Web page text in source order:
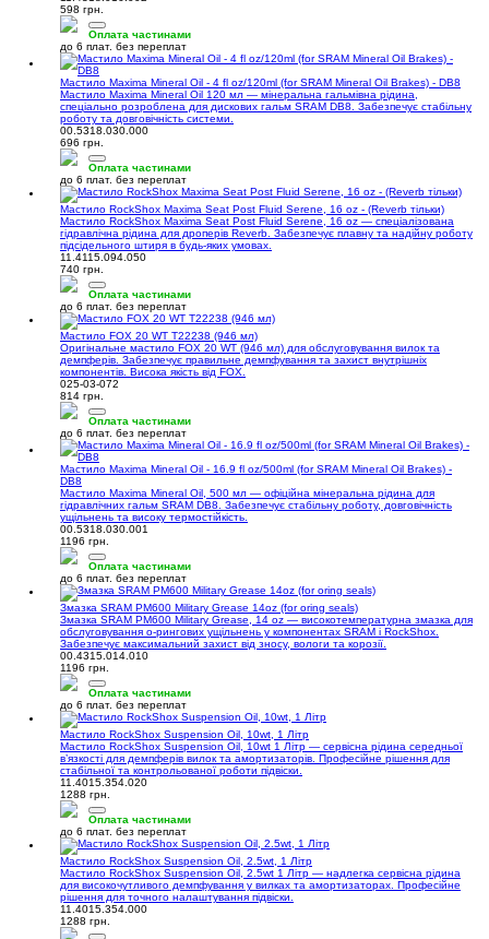
598 грн.
Оплата частинами
до 6 плат. без переплат
Мастило Maxima Mineral Oil - 4 fl oz/120ml (for SRAM Mineral Oil Brakes) - DB8
Мастило Maxima Mineral Oil 120 мл — мінеральна гальмівна рідина,
спеціально розроблена для дискових гальм SRAM DB8. Забезпечує стабільну
роботу та довговічність системи.
00.5318.030.000
696 грн.
Оплата частинами
до 6 плат. без переплат
Мастило RockShox Maxima Seat Post Fluid Serene, 16 oz - (Reverb тільки)
Мастило RockShox Maxima Seat Post Fluid Serene, 16 oz — спеціалізована
гідравлічна рідина для дроперів Reverb. Забезпечує плавну та надійну роботу
підсідельного штиря в будь-яких умовах.
11.4115.094.050
740 грн.
Оплата частинами
до 6 плат. без переплат
Мастило FOX 20 WT T22238 (946 мл)
Оригінальне мастило FOX 20 WT (946 мл) для обслуговування вилок та
демпферів. Забезпечує правильне демпфування та захист внутрішніх
компонентів. Висока якість від FOX.
025-03-072
814 грн.
Оплата частинами
до 6 плат. без переплат
Мастило Maxima Mineral Oil - 16.9 fl oz/500ml (for SRAM Mineral Oil Brakes) -
DB8
Мастило Maxima Mineral Oil, 500 мл — офіційна мінеральна рідина для
гідравлічних гальм SRAM DB8. Забезпечує стабільну роботу, довговічність
ущільнень та високу термостійкість.
00.5318.030.001
1196 грн.
Оплата частинами
до 6 плат. без переплат
Змазка SRAM PM600 Military Grease 14oz (for oring seals)
Змазка SRAM PM600 Military Grease, 14 oz — високотемпературна змазка для
обслуговування о-рингових ущільнень у компонентах SRAM і RockShox.
Забезпечує максимальний захист від зносу, вологи та корозії.
00.4315.014.010
1196 грн.
Оплата частинами
до 6 плат. без переплат
Мастило RockShox Suspension Oil, 10wt, 1 Літр
Мастило RockShox Suspension Oil, 10wt 1 Літр — сервісна рідина середньої
в’язкості для демпферів вилок та амортизаторів. Професійне рішення для
стабільної та контрольованої роботи підвіски.
11.4015.354.020
1288 грн.
Оплата частинами
до 6 плат. без переплат
Мастило RockShox Suspension Oil, 2.5wt, 1 Літр
Мастило RockShox Suspension Oil, 2.5wt 1 Літр — надлегка сервісна рідина
для високочутливого демпфування у вилках та амортизаторах. Професійне
рішення для точного налаштування підвіски.
11.4015.354.000
1288 грн.